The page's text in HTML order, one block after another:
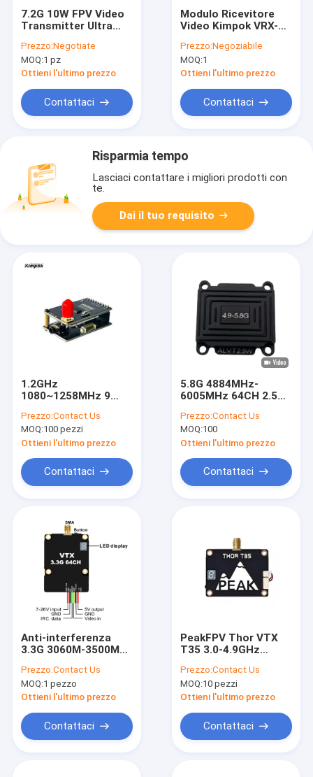
7.2G 10W FPV Video
Transmitter Ultra
Transmission 7.2G
FPV VTX 64CH Parti
per droni
Prezzo:Negotiate
MOQ:1 pz
Ottieni l'ultimo prezzo
Contattaci
Modulo Ricevitore
Video Kimpok VRX-
alte prestazioni, 120
canali, schermo
OLED, ricevitore di
Prezzo:Negoziabile
MOQ:1
Ottieni l'ultimo prezzo
Contattaci
Risparmia tempo
Lasciaci contattare i migliori prodotti con
te.
Dai il tuo requisito
1.2GHz
1080~1258MHz 9
Sensibilità di
Ricezione VRX
progettato per Voli a
Lunghissima
Distanza
Prezzo:Contact Us
MOQ:100 pezzi
Ottieni l'ultimo prezzo
Contattaci
5.8G 4884MHz-
6005MHz 64CH 2.5W
commutabile
25mW/400mW/800m/
UAV VTX
Prezzo:Contact Us
MOQ:100
Ottieni l'ultimo prezzo
Contattaci
Anti-interferenza
3.3G 3060M-3500Mhz
progettato per voli a
lunga distanza
Prezzo:Contact Us
MOQ:1 pezzo
Ottieni l'ultimo prezzo
Contattaci
PeakFPV Thor VTX
T35 3.0-4.9GHz
64CH 3W Potenza
commutabile
Prezzo:Contact Us
MOQ:10 pezzi
Ottieni l'ultimo prezzo
Contattaci